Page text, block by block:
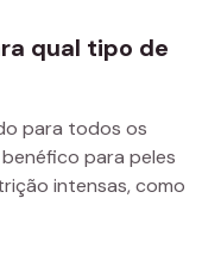
qual tipo de
para todos os
para peles
intensas, como